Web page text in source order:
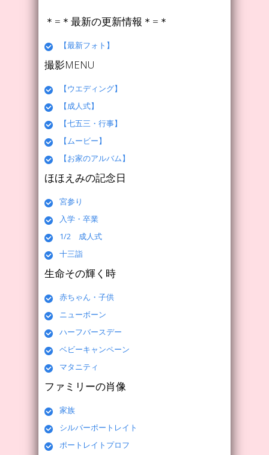
＊=＊最新の更新情報＊=＊
【最新フォト】
撮影MENU
【ウエディング】
【成人式】
【七五三・行事】
【ムービー】
【お家のアルバム】
ほほえみの記念日
宮参り
入学・卒業
1/2 成人式
十三詣
生命その輝く時
赤ちゃん・子供
ニューボーン
ハーフバースデー
ベビーキャンペーン
マタニティ
ファミリーの肖像
家族
シルバーポートレイト
ポートレイトプロフ